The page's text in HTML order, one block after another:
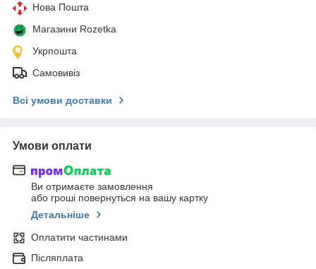
Нова Пошта
Магазини Rozetka
Укрпошта
Самовивіз
Всі умови доставки
Умови оплати
Ви отримаєте замовлення
або гроші повернуться на вашу картку
Детальніше
Оплатити частинами
Післяплата